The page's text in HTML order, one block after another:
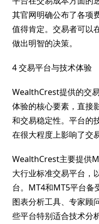
其官网明确公布了各项
值得肯定。交易者可以
做出明智的决策。
4 交易平台与技术体验
WealthCrest提供的交
体验的核心要素，直接
和交易稳定性。平台的
在很大程度上影响了交
WealthCrest主要提供
大行业标准交易平台，
台。MT4和MT5平台备
图表分析工具、专家顾
些平台特别适合技术分